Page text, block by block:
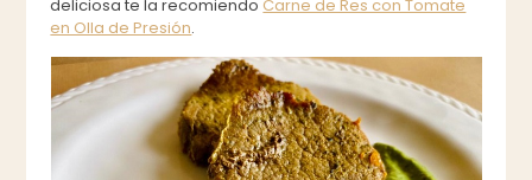
deliciosa te la recomiendo Carne de Res con Tomate
en Olla de Presión.